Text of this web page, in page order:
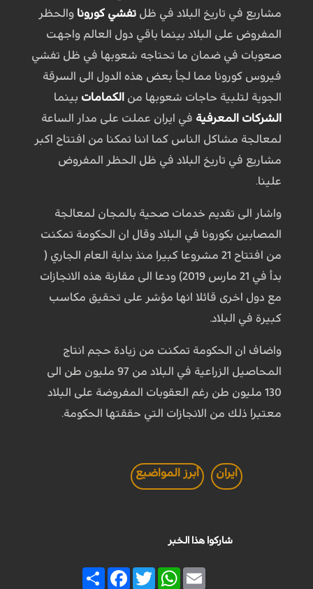
مشاريع في تاريخ البلاد في ظل تفشي كورونا والحظر
المفروض على البلاد بينما باقي دول العالم واجهت
صعوبات في ضمان ما تحتاجه شعوبها في ظل تفشي
فيروس كورونا مما لجأ بعض هذه الدول الى السرقة
الجوية لتلبية حاجات شعوبها من الكمامات بينما
الشركات المعرفية في ايران عملت على مدار الساعة
لمعالجة مشاكل الناس كما اننا تمكنا من افتتاح اكبر
مشاريع في تاريخ البلاد في ظل الحظر المفروض
علينا.
واشار الی تقديم خدمات صحية بالمجان لمعالجة
المصابين بكورونا في البلاد وقال ان الحكومة تمكنت
من افتتاح 21 مشروعا كبيرا منذ بداية العام الجاري (
بدأ في 21 مارس 2019) ودعا الى مقارنة هذه الانجازات
مع دول اخرى قائلا انها مؤشر على تحقيق مكاسب
كبيرة في البلاد.
واضاف ان الحکومة تمكنت من زيادة حجم انتاج
المحاصيل الزراعية في البلاد من 97 مليون طن الى
130 مليون طن رغم العقوبات المفروضة على البلاد
معتبرا ذلك من الانجازات التي حققتها الحكومة.
ايران أبرز المواضيع
شاركوا هذا الخبر
Share
FacebookTwitter
WhatsAppEmail